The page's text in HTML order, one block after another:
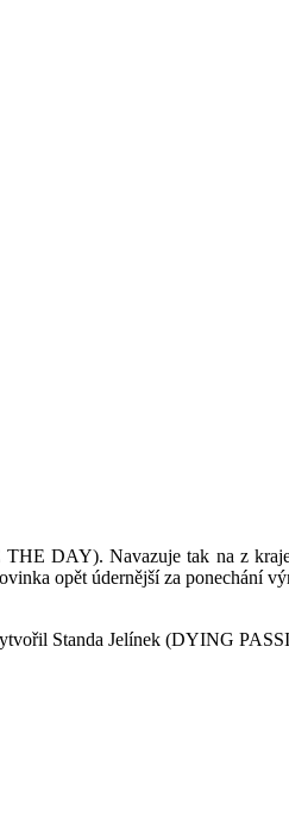
DAY). Navazuje tak na z
opět údernější za ponechání
Standa Jelínek (DYING